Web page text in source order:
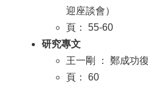
迎座談會）
頁： 55-60
研究專文
王一剛 ： 鄭成功
頁： 60